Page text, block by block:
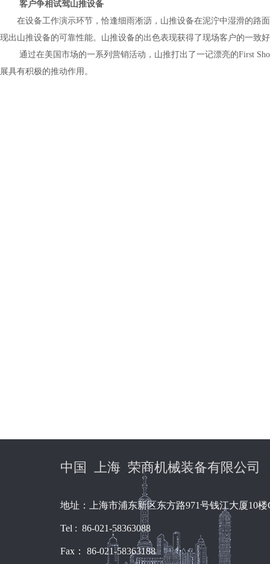
客户争相试驾山推设备
在设备工作演示环节，恰逢细雨淅沥，山推设备在泥泞中湿滑的路面
现出山推设备的可靠性能。山推设备的出色表现获得了现场客户的一致
通过在美国市场的一系列营销活动，山推打出了一记漂亮的First
展具有积极的推动作用。
中国 上海 荣商机械装备有限公司
地址：上海市浦东新区东方路971号钱江大厦10楼
Tel : 86-021-58363088
Fax： 86-021-58363188